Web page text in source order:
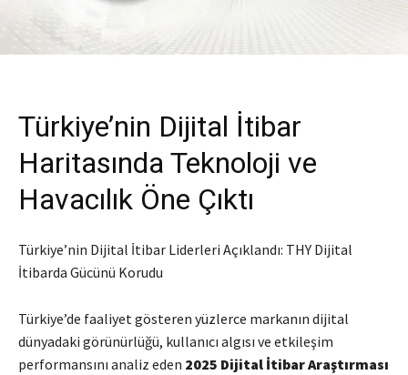
Türkiye’nin Dijital İtibar
Haritasında Teknoloji ve
Havacılık Öne Çıktı
Türkiye’nin Dijital İtibar Liderleri Açıklandı: THY Dijital
İtibarda Gücünü Korudu
Türkiye’de faaliyet gösteren yüzlerce markanın dijital
dünyadaki görünürlüğü, kullanıcı algısı ve etkileşim
performansını analiz eden 2025 Dijital İtibar Araştırması